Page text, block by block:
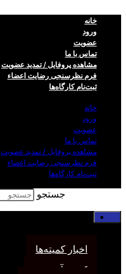
خانه
ورود
عضویت
تماس با ما
مشاهده پروفایل / تمدید عضویت
فرم نظر‌سنجی رضایت اعضاء
ثبت‌نام کارگاه‌ها
خانه
ورود
عضویت
تماس با ما
مشاهده پروفایل / تمدید عضویت
فرم نظر‌سنجی رضایت اعضاء
ثبت‌نام کارگاه‌ها
جستجو
اخبار کمیته‌ها
کمیته آموزش